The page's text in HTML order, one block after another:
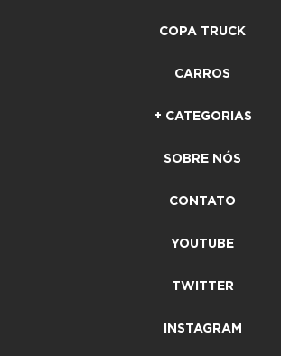
COPA TRUCK
CARROS
+ CATEGORIAS
SOBRE NÓS
CONTATO
YOUTUBE
TWITTER
INSTAGRAM